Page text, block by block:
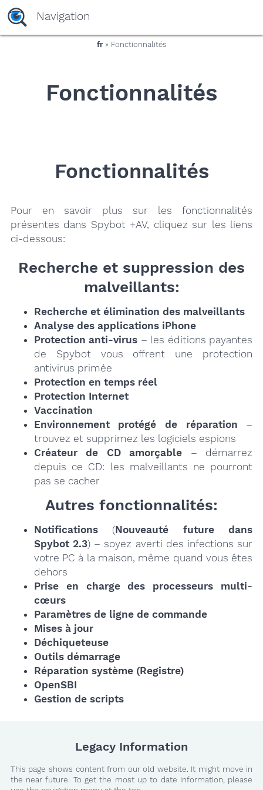
yaaaeag20
Navigation
fr» Fonctionnalités
Fonctionnalités
Fonctionnalités
Pour en savoir plus sur les fonctionnalités
présentes dans Spybot +AV, cliquez sur les liens
ci-dessous:
Recherche et suppression des
malveillants:
Recherche et élimination des malveillants
Analyse des applications iPhone
Protection anti-virus – les éditions payantes
de Spybot vous offrent une protection
antivirus primée
Protection en temps réel
Protection Internet
Vaccination
Environnement protégé de réparation –
trouvez et supprimez les logiciels espions
Créateur de CD amorçable – démarrez
depuis ce CD: les malveillants ne pourront
pas se cacher
Autres fonctionnalités:
Notifications(Nouveauté future dans
Spybot 2.3) – soyez averti des infections sur
votre PC à la maison, même quand vous êtes
dehors
Prise en charge des processeurs multi-
cœurs
Paramètres de ligne de commande
Mises à jour
Déchiqueteuse
Outils démarrage
Réparation système (Registre)
OpenSBI
Gestion de scripts
Legacy Information
This page shows content from our old website. It might move in
the near future. To get the most up to date information, please